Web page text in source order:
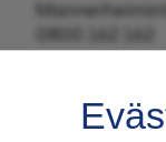
0800 162 162